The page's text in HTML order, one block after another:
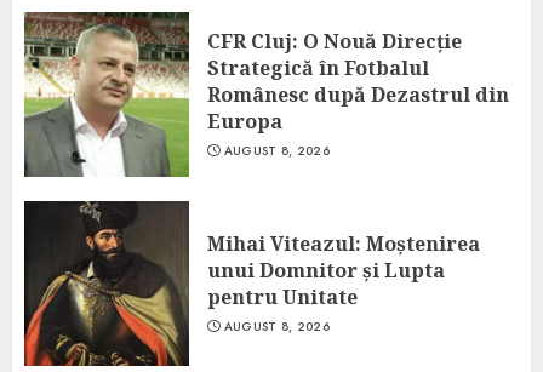
CFR Cluj: O Nouă Direcție
Strategică în Fotbalul
Românesc după Dezastrul din
Europa
AUGUST 8, 2026
Mihai Viteazul: Moștenirea
unui Domnitor și Lupta
pentru Unitate
AUGUST 8, 2026